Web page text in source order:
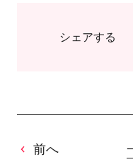
シェアする
前へ